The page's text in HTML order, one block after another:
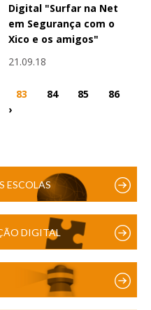
Digital "Surfar na Net
em Segurança com o
Xico e os amigos"
21.09.18
83 84 85
86
›
ESCOLAS
DIGITAL